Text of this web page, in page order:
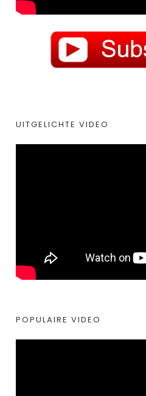
UITGELICHTE VIDEO
POPULAIRE VIDEO